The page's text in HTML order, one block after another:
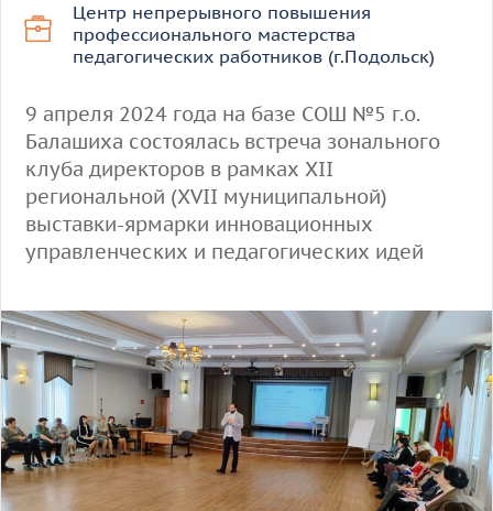
Центр непрерывного повышения
профессионального мастерства
педагогических работников (г.Подольск)
9 апреля 2024 года на базе СОШ №5 г.о.
Балашиха состоялась встреча зонального
клуба директоров в рамках XII
региональной (XVII муниципальной)
выставки-ярмарки инновационных
управленческих и педагогических идей